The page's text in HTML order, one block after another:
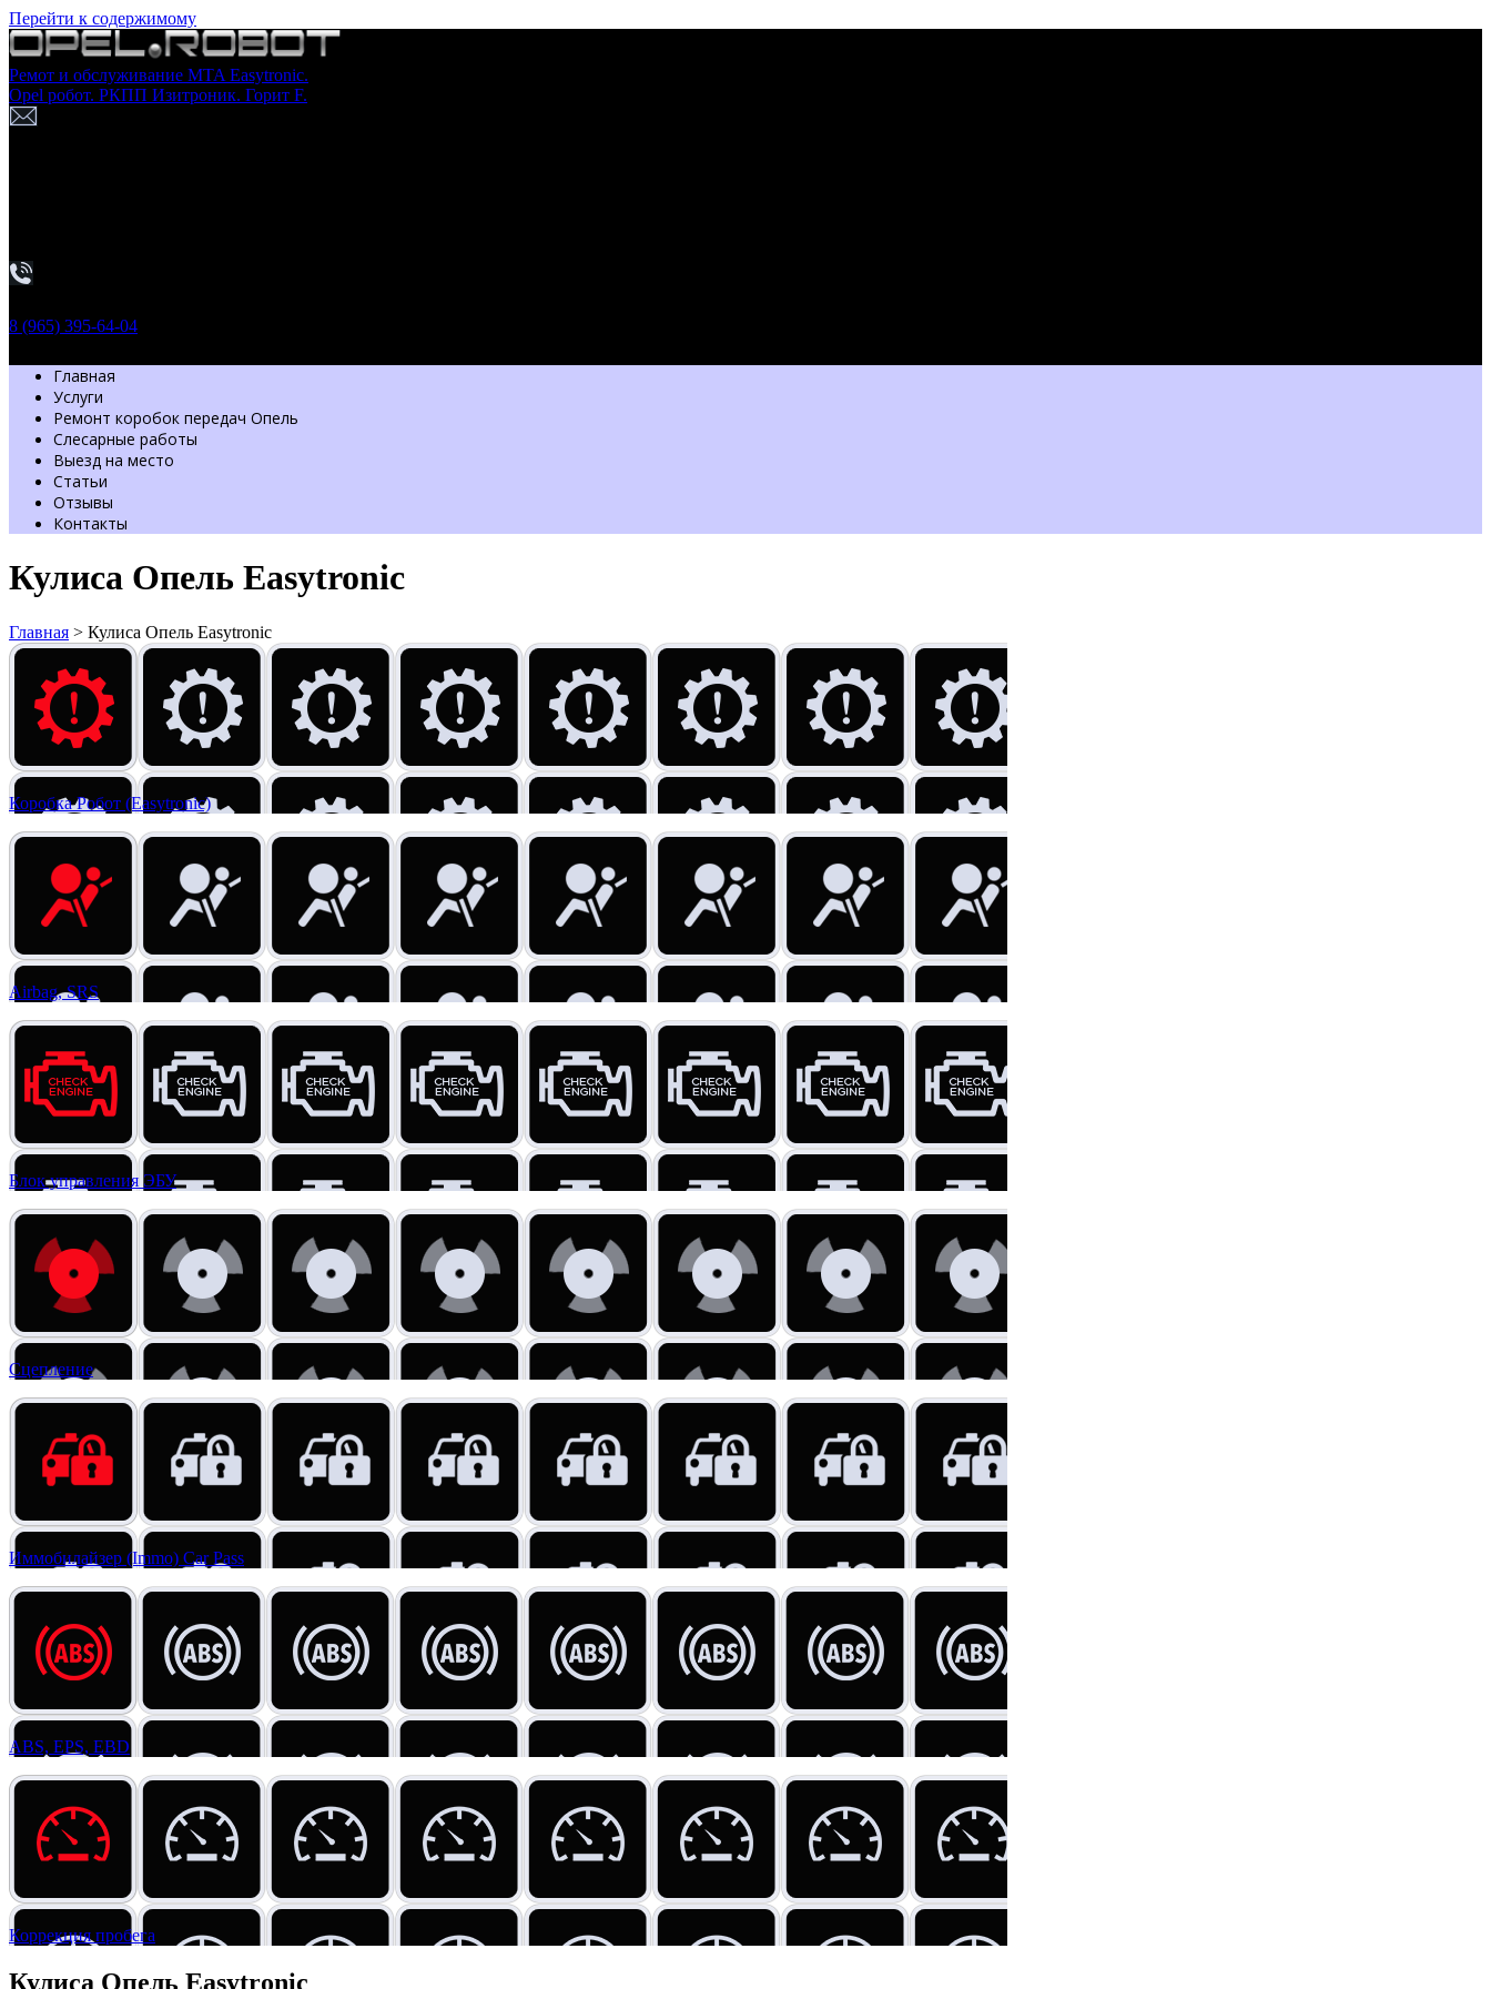
Перейти к содержимому
Ремот и обслуживание MTA Easytronic.
Opel робот. РКПП Изитроник. Горит F.
8 (965) 395-64-04
Главная
Услуги
Ремонт коробок передач Опель
Слесарные работы
Выезд на место
Статьи
Отзывы
Контакты
Кулиса Опель Easytronic
Главная > Кулиса Опель Easytronic
Коробка Робот (Easytronic)
Airbag, SRS
Блок управления ЭБУ
Сцепление
Иммобилайзер (Immo) Car Pass
ABS, EPS, EBD
Коррекция пробега
Кулиса Опель Easytronic